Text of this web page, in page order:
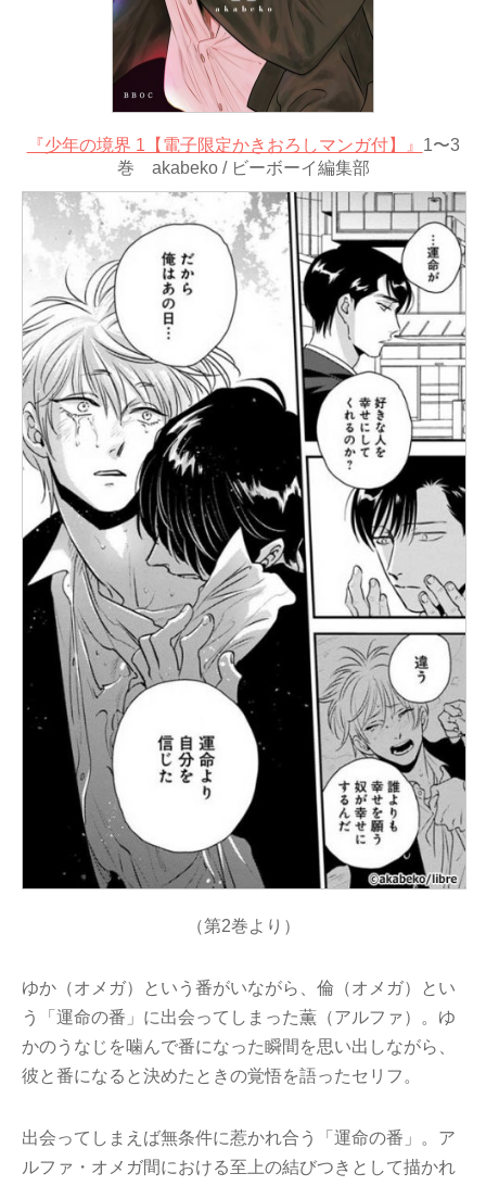
『少年の境界 1【電子限定かきおろしマンガ付】』 1〜3
巻 akabeko / ビーボーイ編集部
（第2巻より）
ゆか（オメガ）という番がいながら、倫（オメガ）とい
う「運命の番」に出会ってしまった薫（アルファ）。ゆ
かのうなじを噛んで番になった瞬間を思い出しながら、
彼と番になると決めたときの覚悟を語ったセリフ。
出会ってしまえば無条件に惹かれ合う「運命の番」。ア
ルファ・オメガ間における至上の結びつきとして描かれ